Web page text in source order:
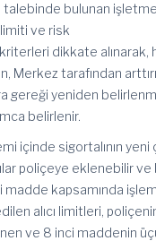
bulunan
ve risk
dikkate alınarak,
Merkez tarafından
gereği yeniden
belirlenir.
içinde sigortalının yeni
poliçeye eklenebilir ve
kapsamında
alıcı limitleri,
ve 8 inci maddenin